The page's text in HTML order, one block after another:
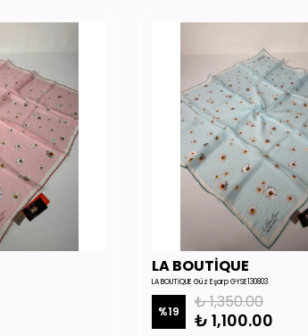
LA BOUTİQUE
LA BOUTİQUE Güz Eşarp GYSE130803
%19 ₺ 1,350.00
₺ 1,100.00